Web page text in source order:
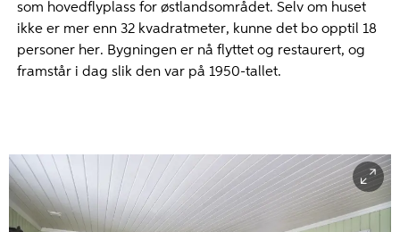
som hovedflyplass for østlandsområdet. Selv om huset
ikke er mer enn 32 kvadratmeter, kunne det bo opptil 18
personer her. Bygningen er nå flyttet og restaurert, og
framstår i dag slik den var på 1950-tallet.
Furua.
Foto: Øyvind Möller Bakken
Kjøkkenet i Furua.
Foto: Øyvind Möller
Bakken/ Museene i